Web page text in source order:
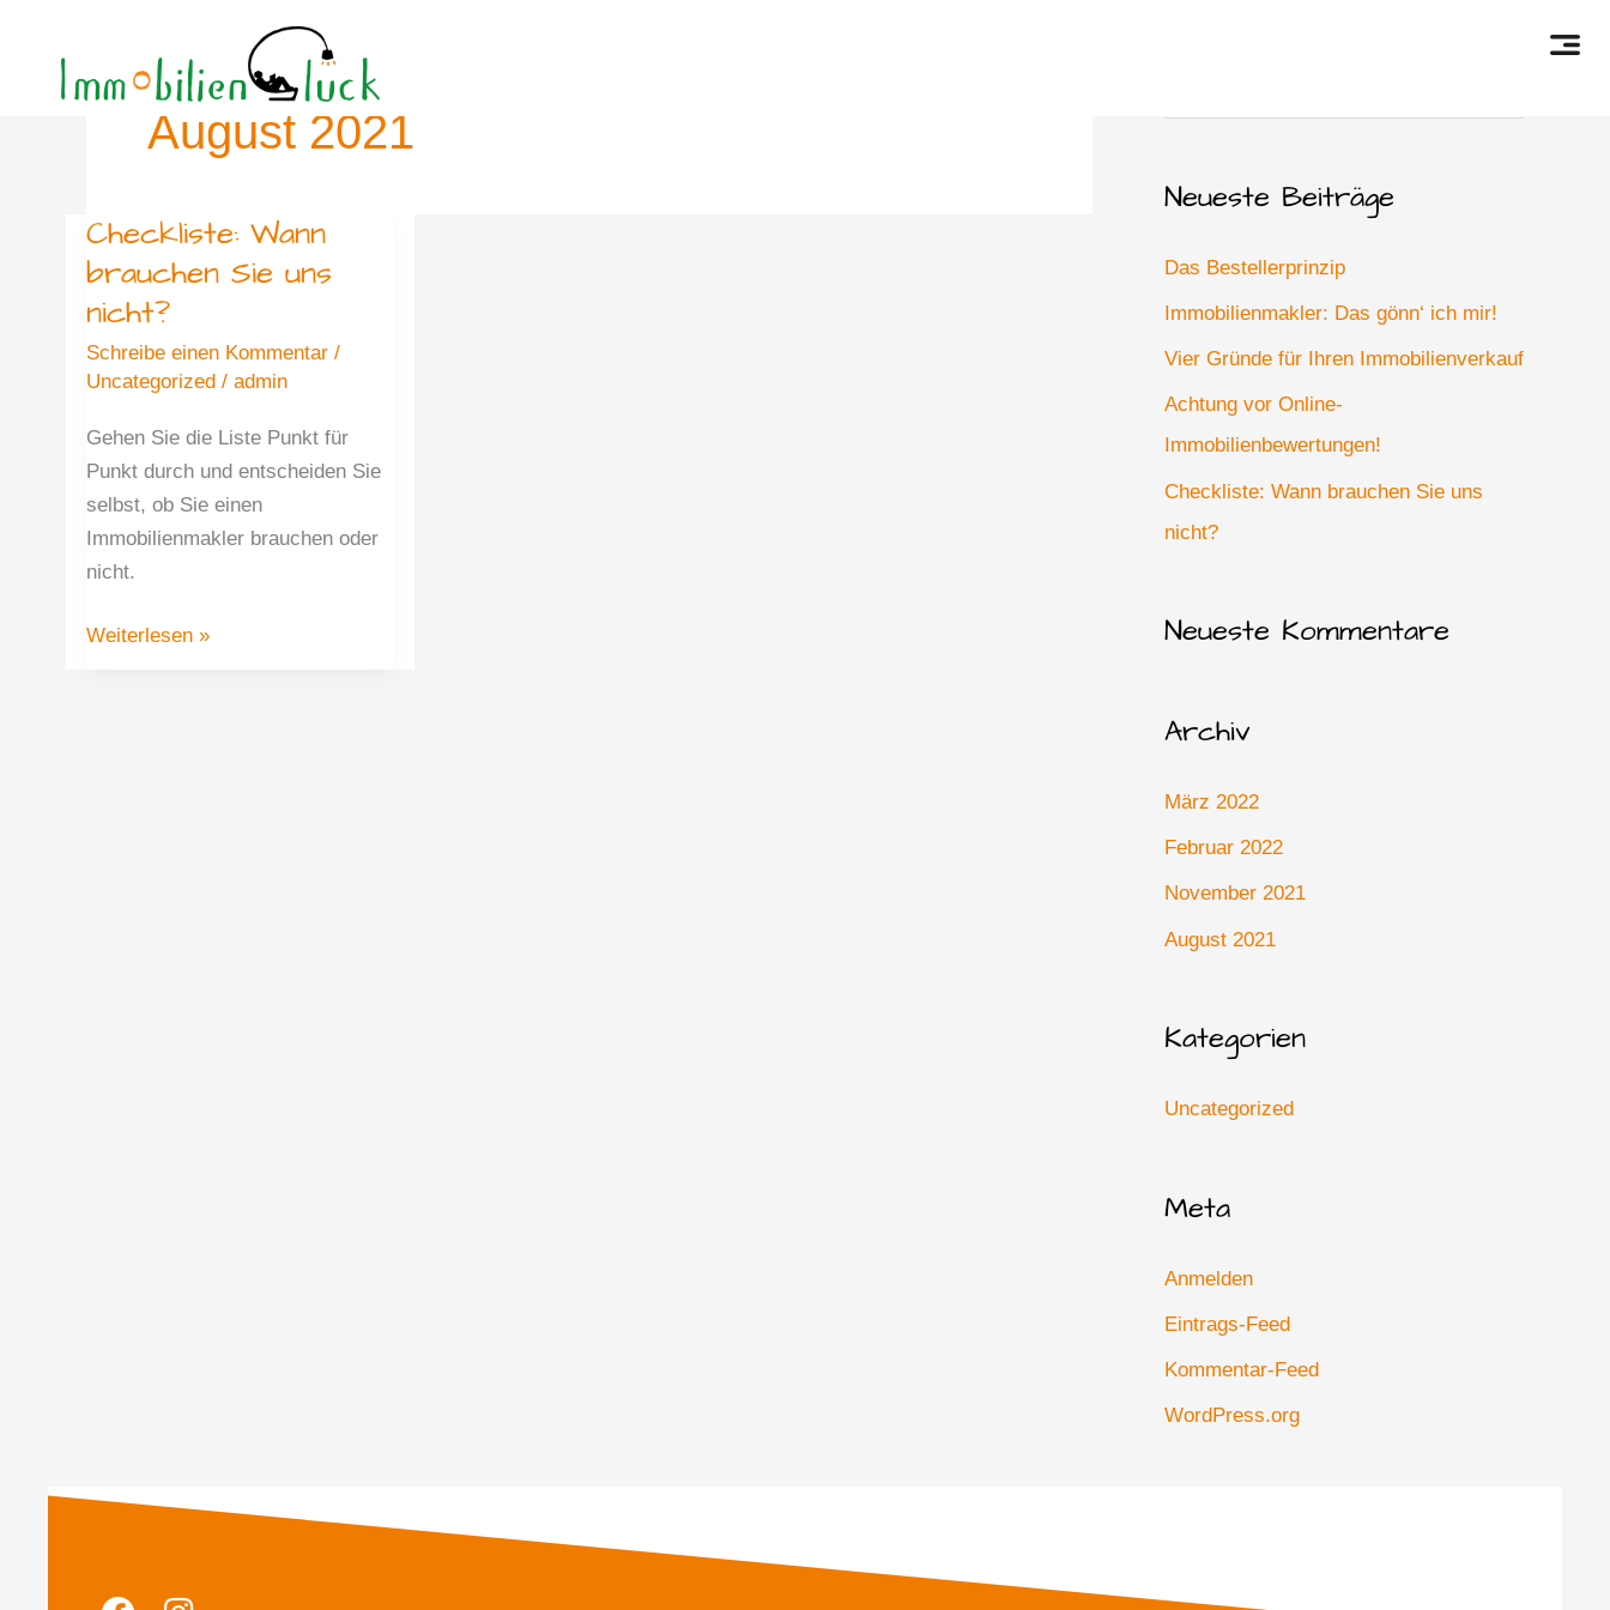
Zum
Inhalt
August 2021
Checkliste: Wann
brauchen Sie uns
nicht?
Schreibe einen Kommentar /
Uncategorized / admin
Gehen Sie die Liste Punkt für
Punkt durch und entscheiden Sie
selbst, ob Sie einen
Immobilienmakler brauchen oder
nicht.
Checkliste:
Wann
brauchen
Sie
uns
Weiterlesen »
h
e
c
h
:
Neueste Beiträge
Das Bestellerprinzip
Immobilienmakler: Das gönn‘ ich mir!
Vier Gründe für Ihren Immobilienverkauf
Achtung vor Online-
Immobilienbewertungen!
Checkliste: Wann brauchen Sie uns
nicht?
Neueste Kommentare
Archiv
März 2022
Februar 2022
November 2021
August 2021
Kategorien
Uncategorized
Meta
Anmelden
Eintrags-Feed
Kommentar-Feed
WordPress.org